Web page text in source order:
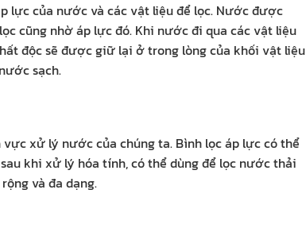
lực của nước và các vật liệu để lọc. Nước được
cũng nhờ áp lực đó. Khi nước đi qua các vật liệu
độc sẽ được giữ lại ở trong lòng của khối vật liệu
sạch.
xử lý nước của chúng ta. Bình lọc áp lực có thể
khi xử lý hóa tính, có thể dùng để lọc nước thải
và đa dạng.